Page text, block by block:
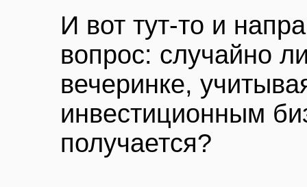
И вот тут-то и
вопрос: случайно
вечеринке,
инвестиционным
получается?